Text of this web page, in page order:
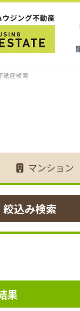
動産検索
マンション
絞込み検索
果